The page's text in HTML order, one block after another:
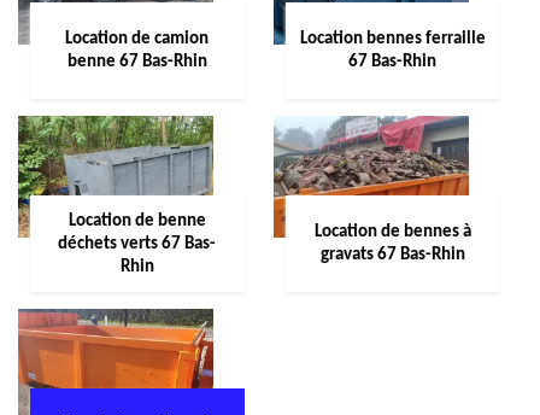
Location de camion
benne 67 Bas-Rhin
Location bennes ferraille
67 Bas-Rhin
Location de benne
déchets verts 67 Bas-
Rhin
Location de bennes à
gravats 67 Bas-Rhin